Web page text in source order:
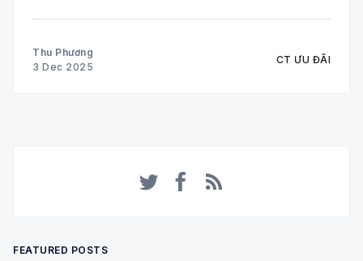
Thu Phương
3 Dec 2025
CT ƯU ĐÃI
FEATURED POSTS